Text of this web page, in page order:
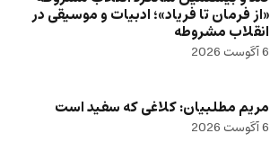
«از فرمان تا فریاد»؛ ادبیات و موسیقی در
انقلاب مشروطه
6 آگوست 2026
مریم مطلبیان: کلاغی که سفید است
6 آگوست 2026